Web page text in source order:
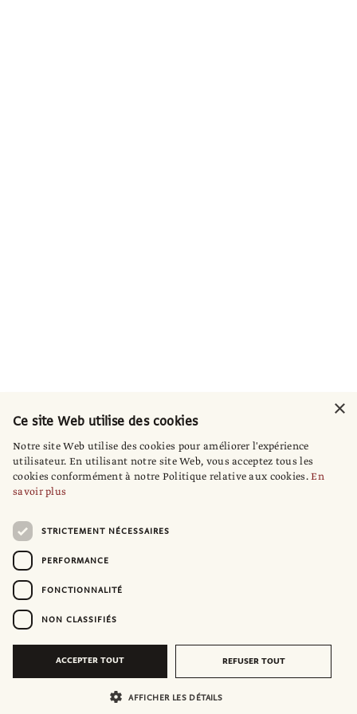
×
Ce site Web utilise des cookies
Notre site Web utilise des cookies pour améliorer l'expérience
utilisateur. En utilisant notre site Web, vous acceptez tous les
cookies conformément à notre Politique relative aux cookies.En
savoir plus
STRICTEMENT NÉCESSAIRES
PERFORMANCE
FONCTIONNALITÉ
NON CLASSIFIÉS
ACCEPTER TOUT REFUSER TOUT
AFFICHER LES DÉTAILS